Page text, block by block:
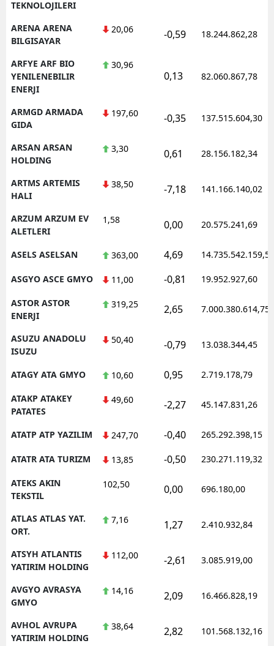
TEKNOLOJILERI
ARENA ARENA
BILGISAYAR
20,06 -0,59 18.244.862,28
ARFYE ARF BIO
YENILENEBILIR
ENERJI
30,96
0,13 82.060.867,78
ARMGD ARMADA
GIDA
197,60 -0,35 137.515.604,30
ARSAN ARSAN
HOLDING
3,30 0,61 28.156.182,34
ARTMS ARTEMIS
HALI
38,50 -7,18 141.166.140,02
ARZUM ARZUM EV
ALETLERI
1,58 0,00 20.575.241,69
ASELS ASELSAN 363,00 4,69 14.735.542.159,50
ASGYO ASCE GMYO 11,00 -0,81 19.952.927,60
ASTOR ASTOR
ENERJI
319,25 2,65 7.000.380.614,75
ASUZU ANADOLU
ISUZU
50,40 -0,79 13.038.344,45
ATAGY ATA GMYO 10,60 0,95 2.719.178,79
ATAKP ATAKEY
PATATES
49,60 -2,27 45.147.831,26
ATATP ATP YAZILIM 247,70 -0,40 265.292.398,15
ATATR ATA TURIZM 13,85 -0,50 230.271.119,32
ATEKS AKIN
TEKSTIL
102,50 0,00 696.180,00
ATLAS ATLAS YAT.
ORT.
7,16 1,27 2.410.932,84
ATSYH ATLANTIS
YATIRIM HOLDING
112,00 -2,61 3.085.919,00
AVGYO AVRASYA
GMYO
14,16 2,09 16.466.828,19
AVHOL AVRUPA
YATIRIM HOLDING
38,64 2,82 101.568.132,16